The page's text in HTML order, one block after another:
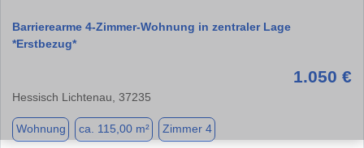
Barrierearme 4-Zimmer-Wohnung in zentraler Lage
*Erstbezug*
1.050 €
Hessisch Lichtenau, 37235
Wohnung ca. 115,00 m² Zimmer 4